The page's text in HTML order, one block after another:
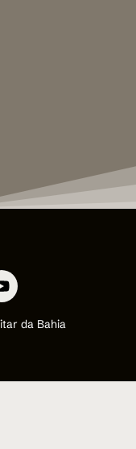
da Bahia